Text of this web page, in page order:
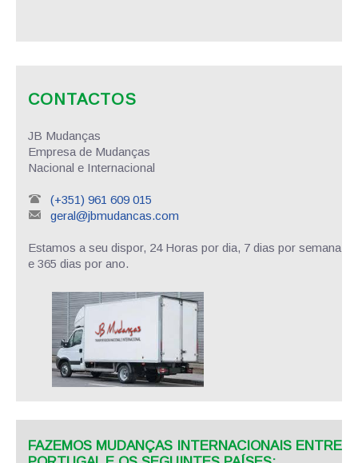
CONTACTOS
JB Mudanças
Empresa de Mudanças
Nacional e Internacional
(+351) 961 609 015
geral@jbmudancas.com
Estamos a seu dispor, 24 Horas por dia, 7 dias por semana
e 365 dias por ano.
FAZEMOS MUDANÇAS INTERNACIONAIS ENTRE